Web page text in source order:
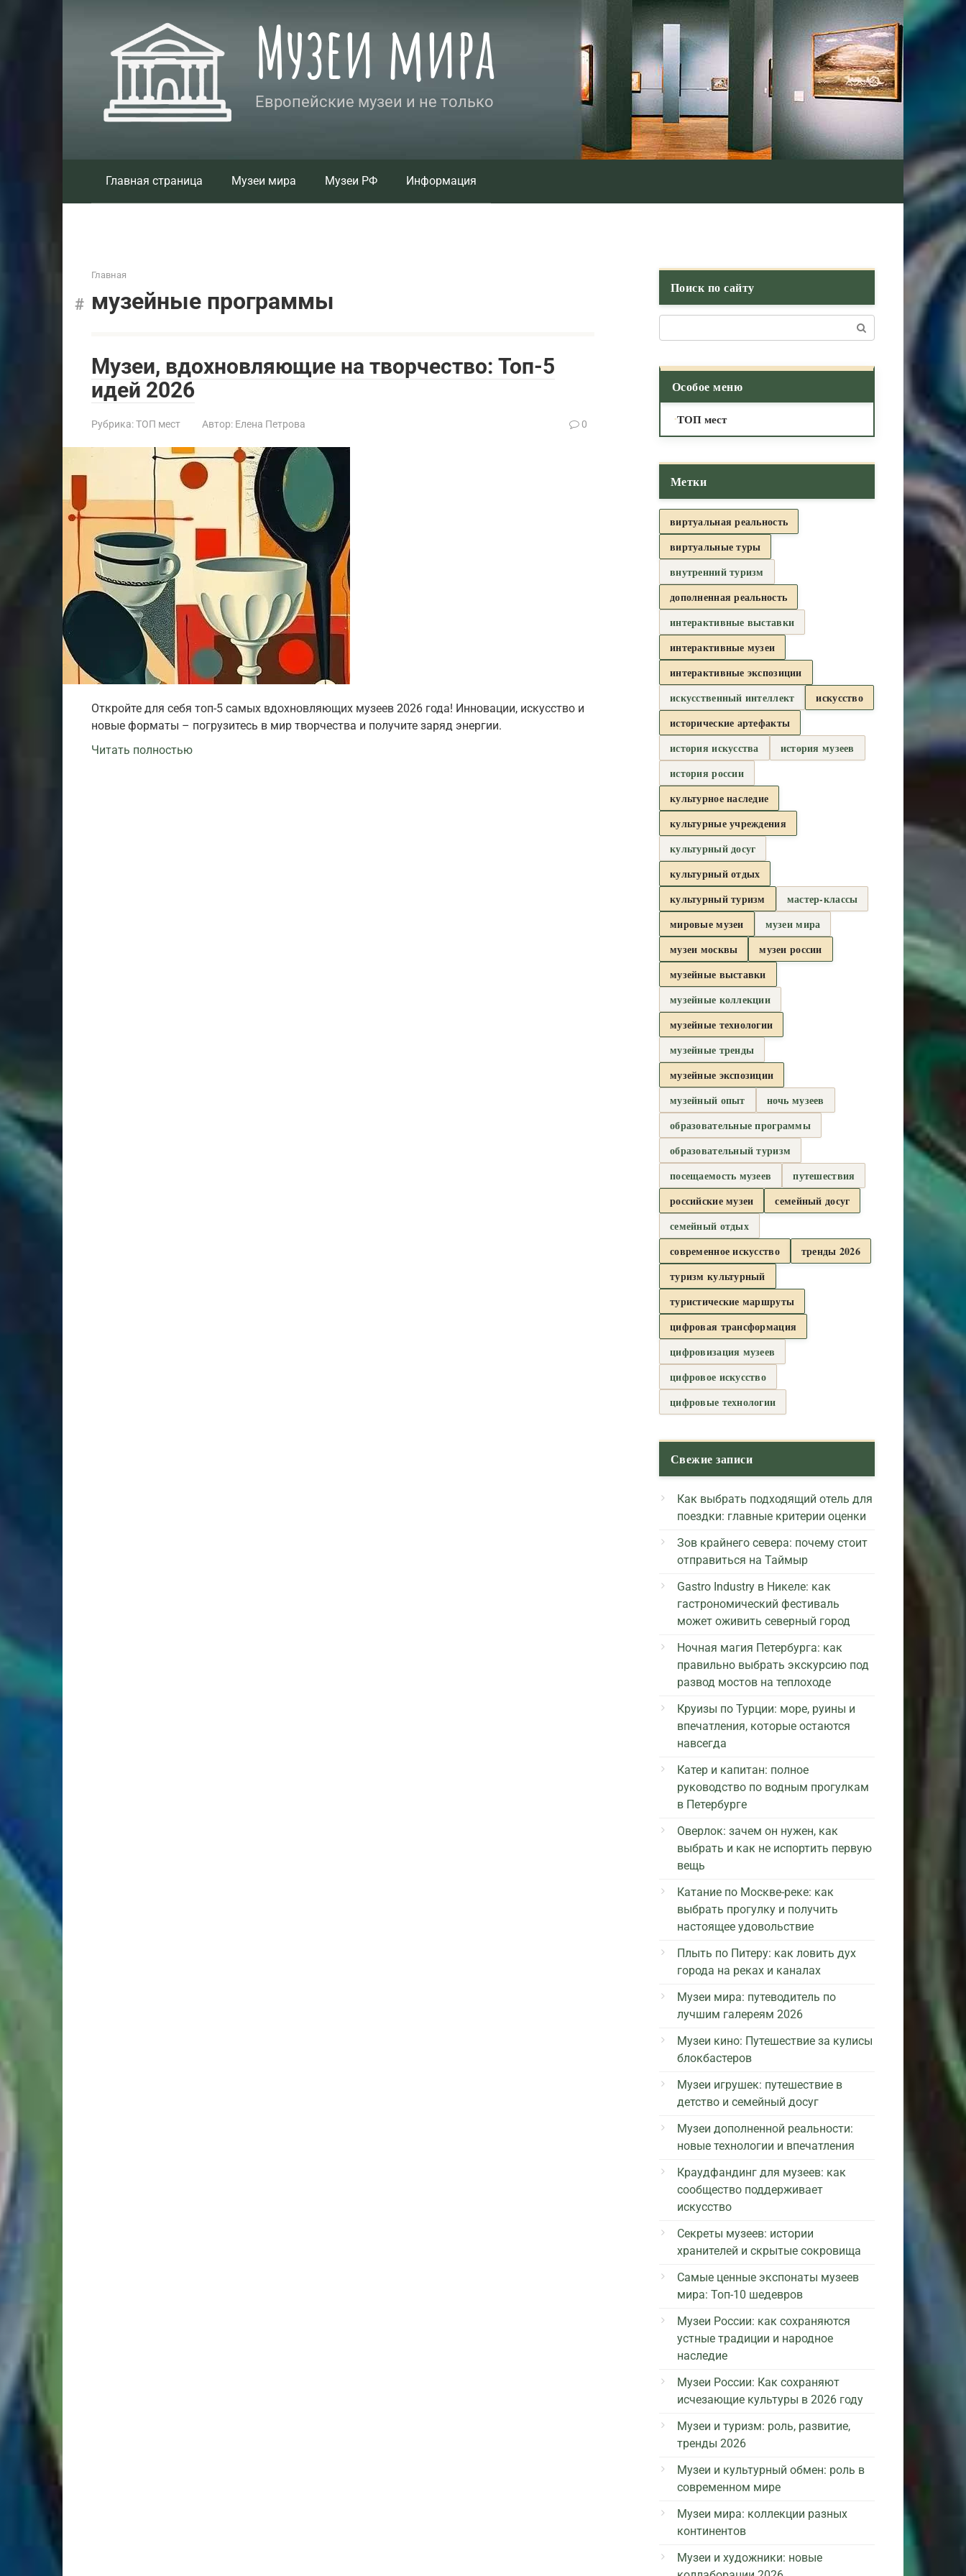
Музеи мира
Европейские музеи и не только
Главная страница Музеи мира Музеи РФ Информация
Главная
музейные программы
Музеи, вдохновляющие на творчество: Топ-5
идей 2026
Рубрика:ТОП мест Автор: Елена Петрова 0
Откройте для себя топ-5 самых вдохновляющих музеев 2026 года! Инновации, искусство и
новые форматы – погрузитесь в мир творчества и получите заряд энергии.
Читать полностью
Поиск по сайту
Особое меню
ТОП мест
Метки
виртуальная реальность
виртуальные туры
внутренний туризм
дополненная реальность
интерактивные выставки
интерактивные музеи
интерактивные экспозиции
искусственный интеллект
искусство
исторические артефакты
история искусства
история музеев
история россии
культурное наследие
культурные учреждения
культурный досуг
культурный отдых
культурный туризм
мастер-классы
мировые музеи
музеи мира
музеи москвы
музеи россии
музейные выставки
музейные коллекции
музейные технологии
музейные тренды
музейные экспозиции
музейный опыт
ночь музеев
образовательные программы
образовательный туризм
посещаемость музеев
путешествия
российские музеи
семейный досуг
семейный отдых
современное искусство
тренды 2026
туризм культурный
туристические маршруты
цифровая трансформация
цифровизация музеев
цифровое искусство
цифровые технологии
Свежие записи
Как выбрать подходящий отель для
поездки: главные критерии оценки
Зов крайнего севера: почему стоит
отправиться на Таймыр
Gastro Industry в Никеле: как
гастрономический фестиваль
может оживить северный город
Ночная магия Петербурга: как
правильно выбрать экскурсию под
развод мостов на теплоходе
Круизы по Турции: море, руины и
впечатления, которые остаются
навсегда
Катер и капитан: полное
руководство по водным прогулкам
в Петербурге
Оверлок: зачем он нужен, как
выбрать и как не испортить первую
вещь
Катание по Москве-реке: как
выбрать прогулку и получить
настоящее удовольствие
Плыть по Питеру: как ловить дух
города на реках и каналах
Музеи мира: путеводитель по
лучшим галереям 2026
Музеи кино: Путешествие за кулисы
блокбастеров
Музеи игрушек: путешествие в
детство и семейный досуг
Музеи дополненной реальности:
новые технологии и впечатления
Краудфандинг для музеев: как
сообщество поддерживает
искусство
Секреты музеев: истории
хранителей и скрытые сокровища
Самые ценные экспонаты музеев
мира: Топ-10 шедевров
Музеи России: как сохраняются
устные традиции и народное
наследие
Музеи России: Как сохраняют
исчезающие культуры в 2026 году
Музеи и туризм: роль, развитие,
тренды 2026
Музеи и культурный обмен: роль в
современном мире
Музеи мира: коллекции разных
континентов
Музеи и художники: новые